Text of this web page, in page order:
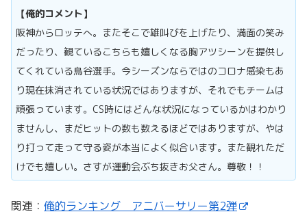
【俺的コメント】
阪神からロッテへ。またそこで雄叫びを上げたり、満面の笑み
だったり、観ているこちらも嬉しくなる胸アツシーンを提供し
てくれている鳥谷選手。今シーズンならではのコロナ感染もあ
り現在抹消されている状況ではありますが、それでもチームは
頑張っています。CS時にはどんな状況になっているかはわかり
ませんし、まだヒットの数も数えるほどではありますが、やは
り打って走って守る姿が本当によく似合います。また観れただ
けでも嬉しい。さすが運動会ぶち抜きお父さん。尊敬！！
関連： 俺的ランキング アニバーサリー第2弾